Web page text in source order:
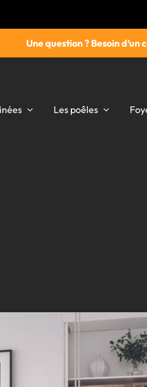
Une question ? Besoin d’un
Les poêles